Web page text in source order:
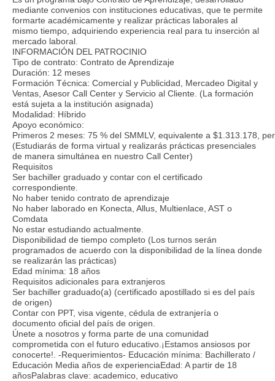
mediante convenios con instituciones educativas, que te permite
formarte académicamente y realizar prácticas laborales al
mismo tiempo, adquiriendo experiencia real para tu inserción al
mercado laboral.
INFORMACIÓN DEL PATROCINIO
Tipo de contrato: Contrato de Aprendizaje
Duración: 12 meses
Formación Técnica: Comercial y Publicidad, Mercadeo Digital y
Ventas, Asesor Call Center y Servicio al Cliente. (La formación
está sujeta a la institución asignada)
Modalidad: Híbrido
Apoyo económico:
Primeros 2 meses: 75 % del SMMLV, equivalente a $1.313.178,
(Estudiarás de forma virtual y realizarás prácticas presenciales
de manera simultánea en nuestro Call Center)
Requisitos
Ser bachiller graduado y contar con el certificado
correspondiente.
No haber tenido contrato de aprendizaje
No haber laborado en Konecta, Allus, Multienlace, AST o
Comdata
No estar estudiando actualmente.
Disponibilidad de tiempo completo (Los turnos serán
programados de acuerdo con la disponibilidad de la línea donde
se realizarán las prácticas)
Edad mínima: 18 años
Requisitos adicionales para extranjeros
Ser bachiller graduado(a) (certificado apostillado si es del país
de origen)
Contar con PPT, visa vigente, cédula de extranjería o
documento oficial del país de origen.
Únete a nosotros y forma parte de una comunidad
comprometida con el futuro educativo.¡Estamos ansiosos por
conocerte!. -Requerimientos- Educación mínima: Bachillerato /
Educación Media años de experienciaEdad: A partir de 18
añosPalabras clave: academico, educativo